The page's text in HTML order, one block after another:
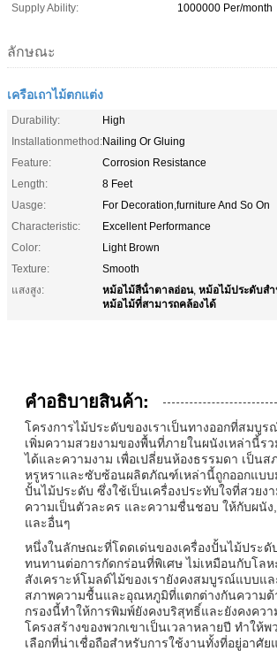
Supply Ability:
1000000 Per/month
ลักษณะ
เครือเถาไม้ตกแต่ง
Durability:
High
Installationmethod:Nailing Or Gluing
Feature:
Corrosion Resistance
Length:
8 Feet
Uasge:
For Decoration,furniture And So On
Characteristic:
Excellent Performance
Color:
Light Brown
Texture:
Smooth
แสงสูง:
หม้อไม้สีน้ําตาลอ่อน, หม้อไม้ประดับสํ
หม้อไม้ที่สามารถคล้องได้
คําอธิบายสินค้า:
โครงการไม้ประดับของเราเป็นทางออกที่สมบู
เพิ่มความสวยงามของพื้นที่ภายในผนังเหล่านี้ร
ได้และความงาม เพื่อเปลี่ยนห้องธรรมดา เป็น
หรูหราและซับซ้อนผลิตภัณฑ์เหล่านี้ถูกออกแบบม
ปั้นไม้ประดับ ซึ่งใช้เป็นเครื่องประทับใจที่สวยง
ความเป็นตัวละคร และความชื่นชอบ ให้กับผนัง,
และอื่นๆ
หนึ่งในลักษณะที่โดดเด่นของเครื่องปั้นไม้ประดั
ทนทานต่อการกัดกร่อนที่พิเศษ ไม่เหมือนกับโลห
สังเคราะห์โมลด์ไม้ของเรายังคงสมบูรณ์แบบแ
สภาพความชื้นและอุณหภูมิที่แตกต่างกันความต้
กรองนี้ทําให้การพิมพ์ยังคงบริสุทธิ์และยังคงคว
โครงสร้างของพวกเขาเป็นเวลาหลายปี ทําให้พ
เลือกที่น่าเชื่อถือสําหรับการใช้งานทั้งที่อยู่อาศัย